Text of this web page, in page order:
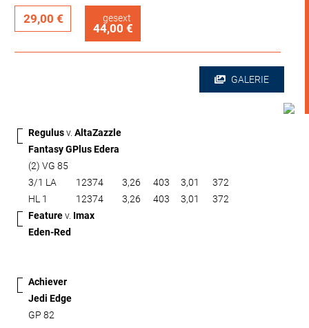
29,00 € gesext
44,00 €
GALERIE
Regulusv. AltaZazzle
Fantasy GPlus Edera
(2) VG 85
3/1 LA
12374 3,26 403 3,01
372
HL 1
12374 3,26 403 3,01
372
Featurev. Imax
Eden-Red
Achiever
Jedi Edge
GP 82